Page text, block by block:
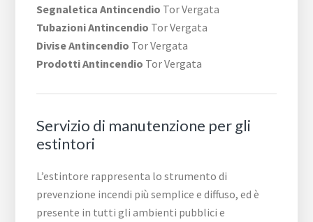
Segnaletica Antincendio Tor Vergata
Tubazioni Antincendio Tor Vergata
Divise Antincendio Tor Vergata
Prodotti Antincendio Tor Vergata
Servizio di manutenzione per gli
estintori
L’estintore rappresenta lo strumento di
prevenzione incendi più semplice e diffuso, ed è
presente in tutti gli ambienti pubblici e